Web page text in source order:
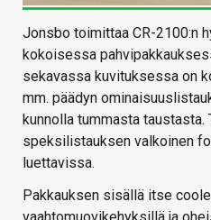
Jonsbo toimittaa CR-2100:n
kokoisessa
sekavassa kuvituksessa on
mm. päädyn
kunnolla tummasta taustasta.
speksilistauksen valkoinen
luettavissa.
Pakkauksen sisällä itse